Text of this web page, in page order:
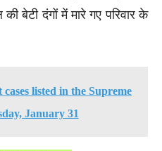
बेटी दंगों में मारे गए परिवार के
listed in the Supreme
January 31